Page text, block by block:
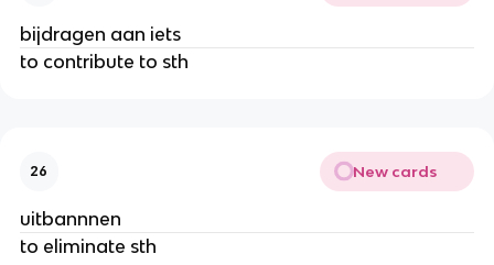
bijdragen aan iets
to contribute to sth
26 New cards
uitbannnen
to eliminate sth